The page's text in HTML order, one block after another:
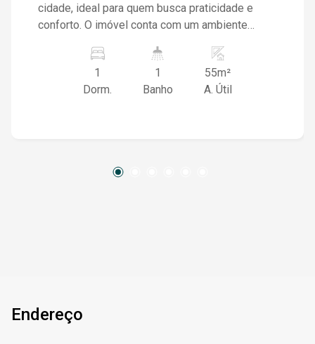
cidade, ideal para quem busca praticidade e
conforto. O imóvel conta com um ambiente
perfeito para sua rotina. Composto por uma
grande sala, cozinha funcional e banheiro bem
distribuído, o apartamento oferece tudo o que
viver em um local central, com fácil acesso a
1
Dorm.
1
Banho
55m²
A. Útil
Endereço